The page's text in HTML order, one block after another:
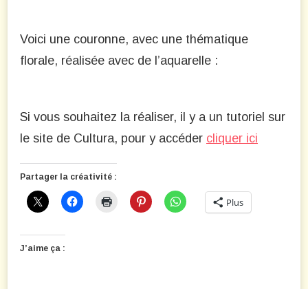
Voici une couronne, avec une thématique
florale, réalisée avec de l’aquarelle :
Si vous souhaitez la réaliser, il y a un tutoriel sur
le site de Cultura, pour y accéder cliquer ici
Partager la créativité :
Plus
J’aime ça :